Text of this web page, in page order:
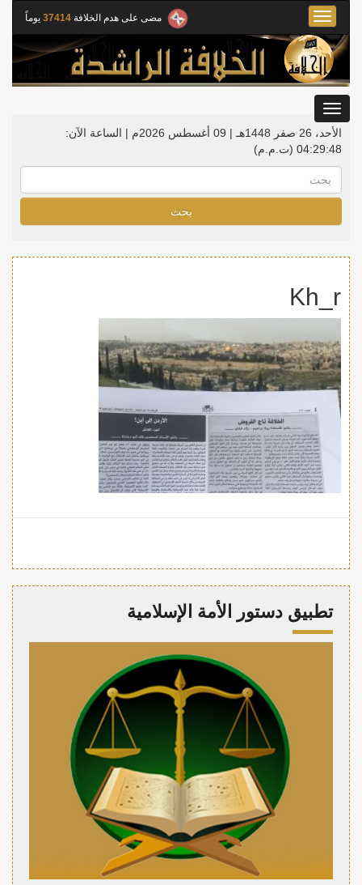
مضى على هدم الخلافة 37414 يوماً
Toggle
navigation
الأحد، 26 صفر 1448هـ | 09 أغسطس 2026م |
الساعة الآن:
04:29:49 (ت.م.م)
بحث
Kh_r
تطبيق دستور الأمة الإسلامية